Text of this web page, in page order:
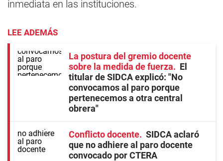
inmediata en las instituciones.
LEE ADEMÁS
La postura del gremio docente
sobre la medida de fuerza
El
titular de SIDCA explicó: "No
convocamos al paro porque
pertenecemos a otra central
obrera"
Conflicto docente
SIDCA aclaró
que no adhiere al paro docente
convocado por CTERA